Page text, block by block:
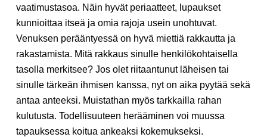
vaatimustasoa. Näin hyvät periaatteet, lupaukset
kunnioittaa itseä ja omia rajoja usein unohtuvat.
Venuksen perääntyessä on hyvä miettiä rakkautta ja
rakastamista. Mitä rakkaus sinulle henkilökohtaisella
tasolla merkitsee? Jos olet riitaantunut läheisen tai
sinulle tärkeän ihmisen kanssa, nyt on aika pyytää sekä
antaa anteeksi. Muistathan myös tarkkailla rahan
kulutusta. Todellisuuteen herääminen voi muussa
tapauksessa koitua ankeaksi kokemukseksi.